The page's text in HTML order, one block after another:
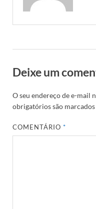
Deixe um
O seu endereço de e-mail
obrigatórios são
COMENTÁRIO*